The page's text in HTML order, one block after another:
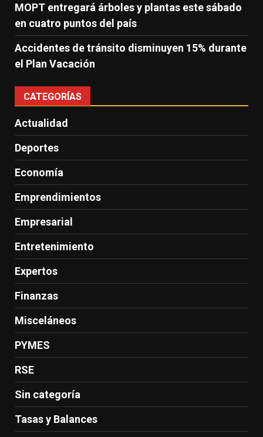
MOPT entregará árboles y plantas este sábado
en cuatro puntos del país
Accidentes de tránsito disminuyen 15% durante
el Plan Vacación
CATEGORÍAS
Actualidad
Deportes
Economía
Emprendimientos
Empresarial
Entretenimiento
Expertos
Finanzas
Misceláneos
PYMES
RSE
Sin categoría
Tasas y Balances